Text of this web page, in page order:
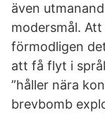
även
modersmål.
förmodligen
att få flyt i
”håller nära
brevbomb